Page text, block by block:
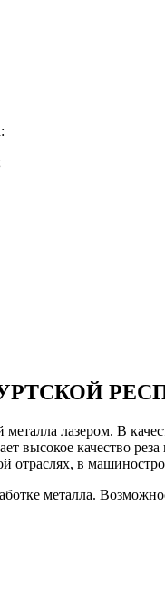
лазером. В
высокое качество
отраслях, в
металла.